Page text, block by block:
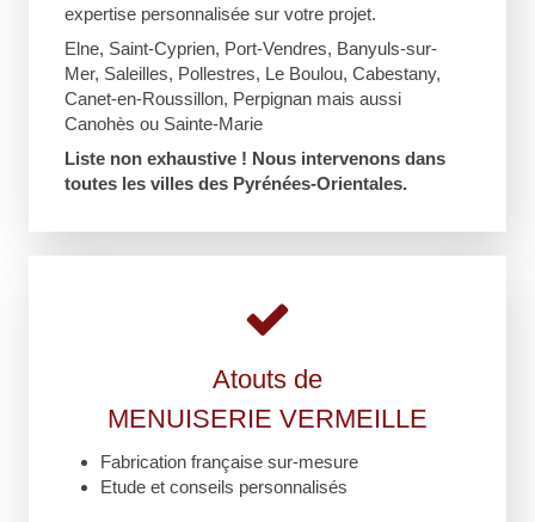
expertise personnalisée sur votre projet.
Elne, Saint-Cyprien, Port-Vendres, Banyuls-sur-
Mer, Saleilles, Pollestres, Le Boulou, Cabestany,
Canet-en-Roussillon, Perpignan mais aussi
Canohès ou Sainte-Marie
Liste non exhaustive ! Nous intervenons dans
toutes les villes des Pyrénées-Orientales.
Atouts de
MENUISERIE VERMEILLE
Fabrication française sur-mesure
Etude et conseils personnalisés